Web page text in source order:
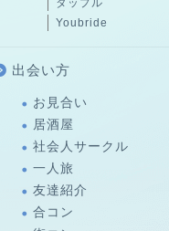
タップル
Youbride
出会い方
お見合い
居酒屋
社会人サークル
一人旅
友達紹介
合コン